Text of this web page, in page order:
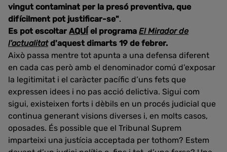
vingut contaminat per la presó preventiva, que
difícilment pot justificar-se".
Es pot escoltar AQUÍ el programa El Mirador de
l'actualitatd'aquest dimarts 19 de febrer.
Això passa mentre tot apunta a una defensa diferent
en cada cas però amb el denominador comú d’exposar
la legitimitat i el caràcter pacífic d’uns fets que
expressen idees i no pas acció delictiva. Sigui com
sigui, existeixen forts i dèbils en un procés judicial que
continua generant visions diverses i, en molts casos,
oposades. És possible que el Tribunal Suprem
imparteixi una justícia acceptada per tothom? Estem